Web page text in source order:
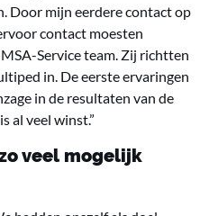
Door mijn eerdere contact op
contact moesten
Service team. Zij richtten
in. De eerste ervaringen
in de resultaten van de
al veel winst.”
veel mogelijk